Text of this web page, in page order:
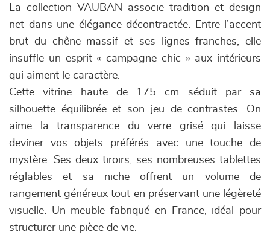
La collection VAUBAN associe tradition et design
net dans une élégance décontractée. Entre l’accent
brut du chêne massif et ses lignes franches, elle
insuffle un esprit « campagne chic » aux intérieurs
qui aiment le caractère.
Cette vitrine haute de 175 cm séduit par sa
silhouette équilibrée et son jeu de contrastes. On
aime la transparence du verre grisé qui laisse
deviner vos objets préférés avec une touche de
mystère. Ses deux tiroirs, ses nombreuses tablettes
réglables et sa niche offrent un volume de
rangement généreux tout en préservant une légèreté
visuelle. Un meuble fabriqué en France, idéal pour
structurer une pièce de vie.